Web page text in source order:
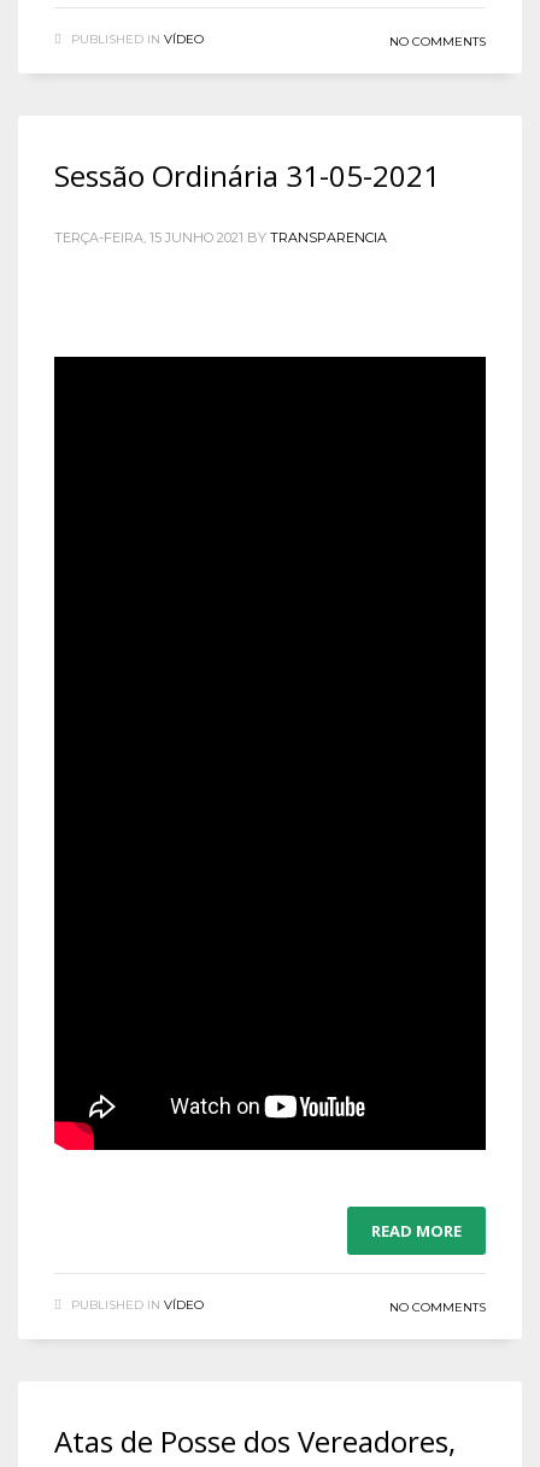
PUBLISHED IN VÍDEO NO COMMENTS
Sessão Ordinária 31-05-2021
TERÇA-FEIRA, 15 JUNHO 2021 BY TRANSPARENCIA
READ MORE
PUBLISHED IN VÍDEO NO COMMENTS
Atas de Posse dos Vereadores,